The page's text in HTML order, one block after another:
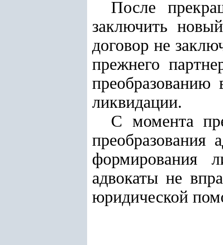
После
заключить
договор не
прежнего
ликвидации.
С момента
преобразования
формирования
адвокаты не
юридической